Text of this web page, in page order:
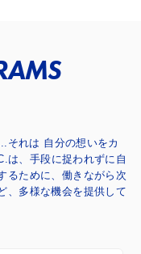
それは 自分の想いをカ
は、手段に捉われずに自
るために、 働きながら次
、多様な機会を提供して